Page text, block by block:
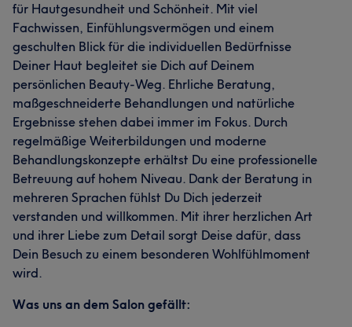
für Hautgesundheit und Schönheit. Mit viel
Fachwissen, Einfühlungsvermögen und einem
geschulten Blick für die individuellen Bedürfnisse
Deiner Haut begleitet sie Dich auf Deinem
persönlichen Beauty-Weg. Ehrliche Beratung,
maßgeschneiderte Behandlungen und natürliche
Ergebnisse stehen dabei immer im Fokus. Durch
regelmäßige Weiterbildungen und moderne
Behandlungskonzepte erhältst Du eine professionelle
Betreuung auf hohem Niveau. Dank der Beratung in
mehreren Sprachen fühlst Du Dich jederzeit
verstanden und willkommen. Mit ihrer herzlichen Art
und ihrer Liebe zum Detail sorgt Deise dafür, dass
Dein Besuch zu einem besonderen Wohlfühlmoment
wird.
Was uns an dem Salon gefällt: